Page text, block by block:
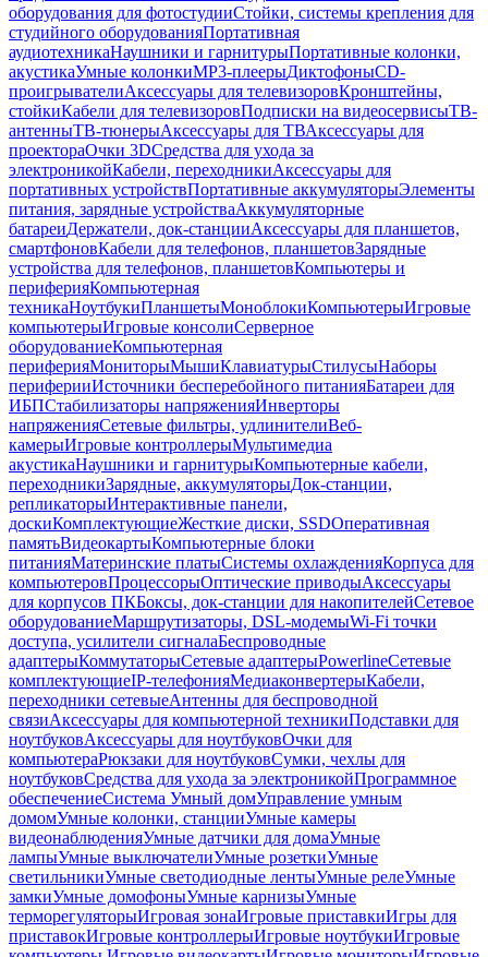
оборудования для фотостудииСтойки, системы крепления для
студийного оборудованияПортативная
аудиотехникаНаушники и гарнитурыПортативные колонки,
акустикаУмные колонкиMP3-плеерыДиктофоныCD-
проигрывателиАксессуары для телевизоровКронштейны,
стойкиКабели для телевизоровПодписки на видеосервисыТВ-
антенныТВ-тюнерыАксессуары для ТВАксессуары для
проектораОчки 3DСредства для ухода за
электроникойКабели, переходникиАксессуары для
портативных устройствПортативные аккумуляторыЭлементы
питания, зарядные устройстваАккумуляторные
батареиДержатели, док-станцииАксессуары для планшетов,
смартфоновКабели для телефонов, планшетовЗарядные
устройства для телефонов, планшетовКомпьютеры и
периферияКомпьютерная
техникаНоутбукиПланшетыМоноблокиКомпьютерыИгровые
компьютерыИгровые консолиСерверное
оборудованиеКомпьютерная
периферияМониторыМышиКлавиатурыСтилусыНаборы
периферииИсточники бесперебойного питанияБатареи для
ИБПСтабилизаторы напряженияИнверторы
напряженияСетевые фильтры, удлинителиВеб-
камерыИгровые контроллерыМультимедиа
акустикаНаушники и гарнитурыКомпьютерные кабели,
переходникиЗарядные, аккумуляторыДок-станции,
репликаторыИнтерактивные панели,
доскиКомплектующиеЖесткие диски, SSDОперативная
памятьВидеокартыКомпьютерные блоки
питанияМатеринские платыСистемы охлажденияКорпуса для
компьютеровПроцессорыОптические приводыАксессуары
для корпусов ПКБоксы, док-станции для накопителейСетевое
оборудованиеМаршрутизаторы, DSL-модемыWi-Fi точки
доступа, усилители сигналаБеспроводные
адаптерыКоммутаторыСетевые адаптерыPowerlineСетевые
комплектующиеIP-телефонияМедиаконвертерыКабели,
переходники сетевыеАнтенны для беспроводной
связиАксессуары для компьютерной техникиПодставки для
ноутбуковАксессуары для ноутбуковОчки для
компьютераРюкзаки для ноутбуковСумки, чехлы для
ноутбуковСредства для ухода за электроникойПрограммное
обеспечениеСистема Умный домУправление умным
домомУмные колонки, станцииУмные камеры
видеонаблюденияУмные датчики для домаУмные
лампыУмные выключателиУмные розеткиУмные
светильникиУмные светодиодные лентыУмные релеУмные
замкиУмные домофоныУмные карнизыУмные
терморегуляторыИгровая зонаИгровые приставкиИгры для
приставокИгровые контроллерыИгровые ноутбукиИгровые